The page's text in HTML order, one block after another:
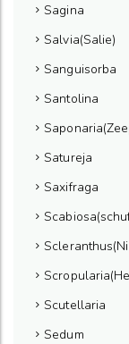
Sagina
Salvia(Salie)
Sanguisorba
Santolina
Satureja
Saxifraga
Scutellaria
Sedum